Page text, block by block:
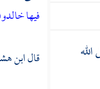
فيها
قالابن